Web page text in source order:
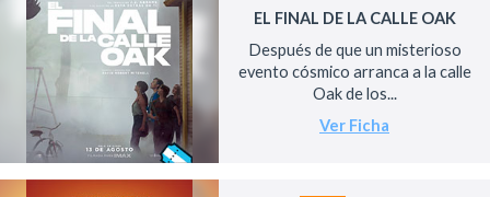
EL FINAL DE LA CALLE OAK
Después de que un misterioso
evento cósmico arranca a la calle
Oak de los...
Ver Ficha